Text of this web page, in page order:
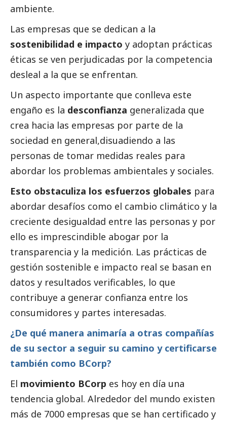
ambiente.
Las empresas que se dedican a la
sostenibilidad e impacto y adoptan prácticas
éticas se ven perjudicadas por la competencia
desleal a la que se enfrentan.
Un aspecto importante que conlleva este
engaño es la desconfianza generalizada que
crea hacia las empresas por parte de la
sociedad en general,disuadiendo a las
personas de tomar medidas reales para
abordar los problemas ambientales y sociales.
Esto obstaculiza los esfuerzos globales para
abordar desafíos como el cambio climático y la
creciente desigualdad entre las personas y por
ello es imprescindible abogar por la
transparencia y la medición. Las prácticas de
gestión sostenible e impacto real se basan en
datos y resultados verificables, lo que
contribuye a generar confianza entre los
consumidores y partes interesadas.
¿De qué manera animaría a otras compañías
de su sector a seguir su camino y certificarse
también como BCorp?
El movimiento BCorp es hoy en día una
tendencia global. Alrededor del mundo existen
más de 7000 empresas que se han certificado y